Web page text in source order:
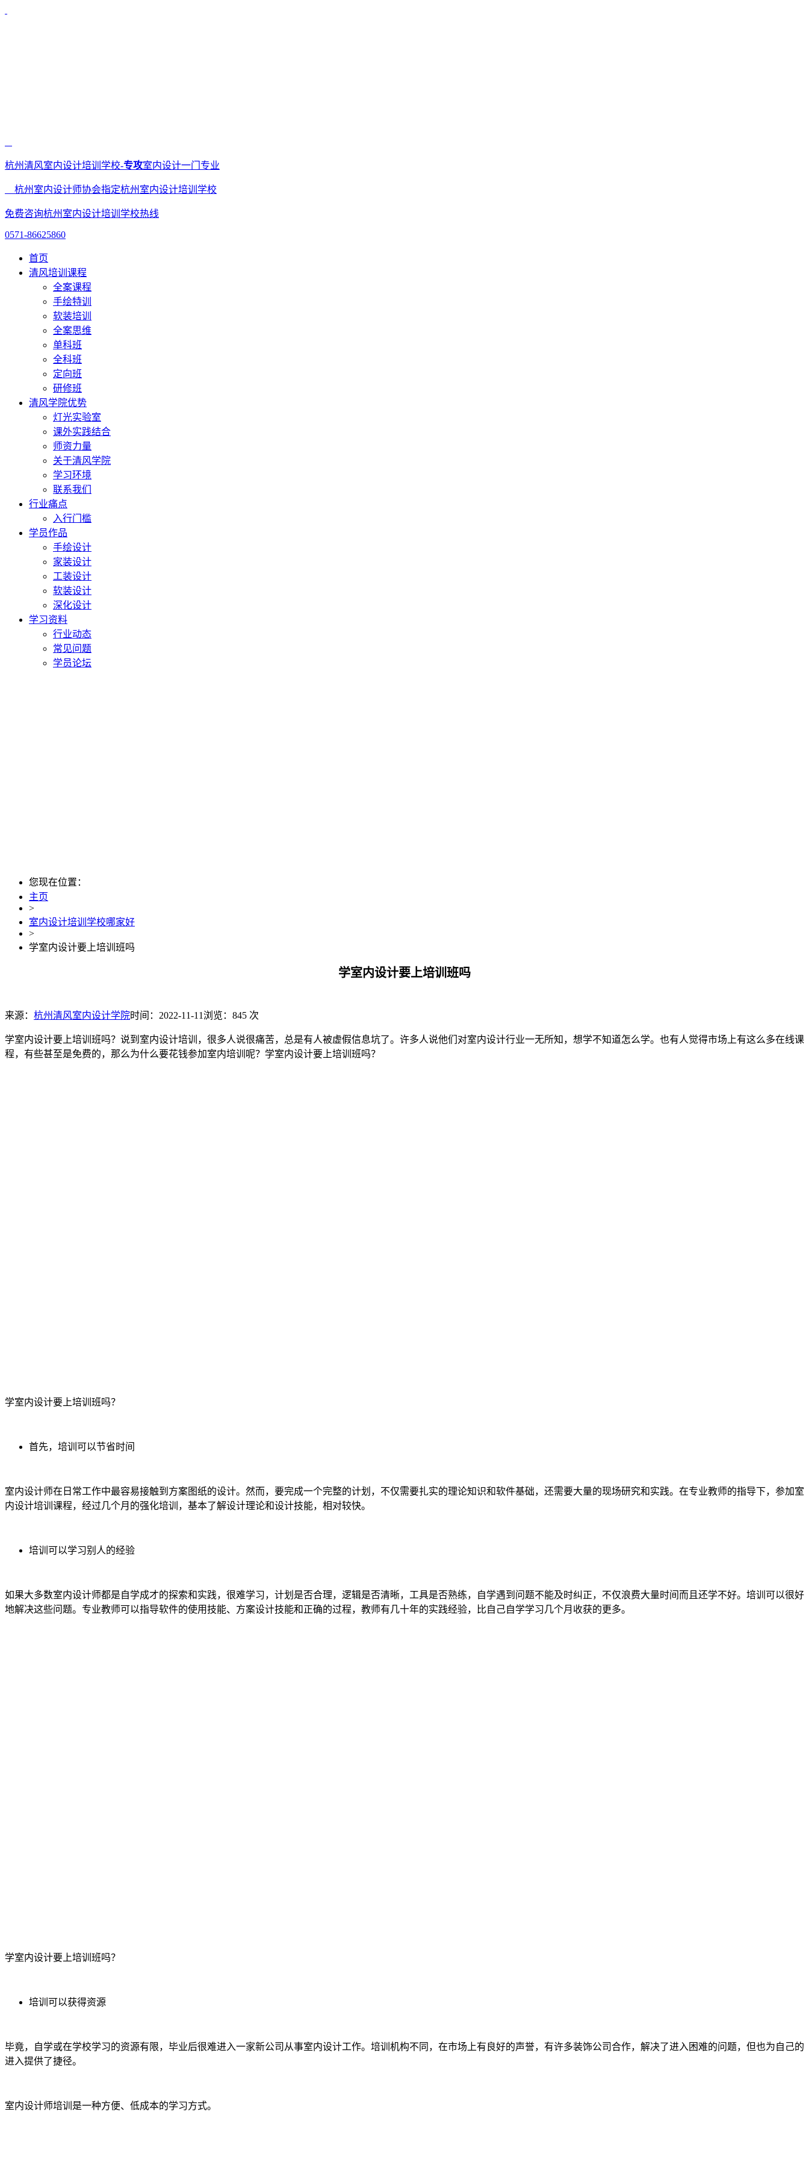
杭州清风室内设计培训学校-专攻室内设计一门专业
杭州室内设计师协会指定杭州室内设计培训学校
免费咨询杭州室内设计培训学校热线
0571-86625860
首页
清风培训课程
全案课程
手绘特训
软装培训
全案思维
单科班
全科班
定向班
研修班
清风学院优势
灯光实验室
课外实践结合
师资力量
关于清风学院
学习环境
联系我们
行业痛点
入行门槛
学员作品
手绘设计
家装设计
工装设计
软装设计
深化设计
学习资料
行业动态
常见问题
学员论坛
您现在位置：
主页
>
室内设计培训学校哪家好
>
学室内设计要上培训班吗
学室内设计要上培训班吗
来源： 杭州清风室内设计学院时间：2022-11-11浏览：845 次
学室内设计要上培训班吗？说到室内设计培训，很多人说很痛苦，总是有人被虚假信息坑了。许多人说他们对室内设计行业一无所知，想学不知道怎么学。也有人觉得市场上有这么多在线课
程，有些甚至是免费的，那么为什么要花钱参加室内培训呢？学室内设计要上培训班吗？
学室内设计要上培训班吗？
首先，培训可以节省时间
室内设计师在日常工作中最容易接触到方案图纸的设计。然而，要完成一个完整的计划，不仅需要扎实的理论知识和软件基础，还需要大量的现场研究和实践。在专业教师的指导下，参加室
内设计培训课程，经过几个月的强化培训，基本了解设计理论和设计技能，相对较快。
培训可以学习别人的经验
如果大多数室内设计师都是自学成才的探索和实践，很难学习，计划是否合理，逻辑是否清晰，工具是否熟练，自学遇到问题不能及时纠正，不仅浪费大量时间而且还学不好。培训可以很好
地解决这些问题。专业教师可以指导软件的使用技能、方案设计技能和正确的过程，教师有几十年的实践经验，比自己自学学习几个月收获的更多。
学室内设计要上培训班吗？
培训可以获得资源
毕竟，自学或在学校学习的资源有限，毕业后很难进入一家新公司从事室内设计工作。培训机构不同，在市场上有良好的声誉，有许多装饰公司合作，解决了进入困难的问题，但也为自己的
进入提供了捷径。
室内设计师培训是一种方便、低成本的学习方式。